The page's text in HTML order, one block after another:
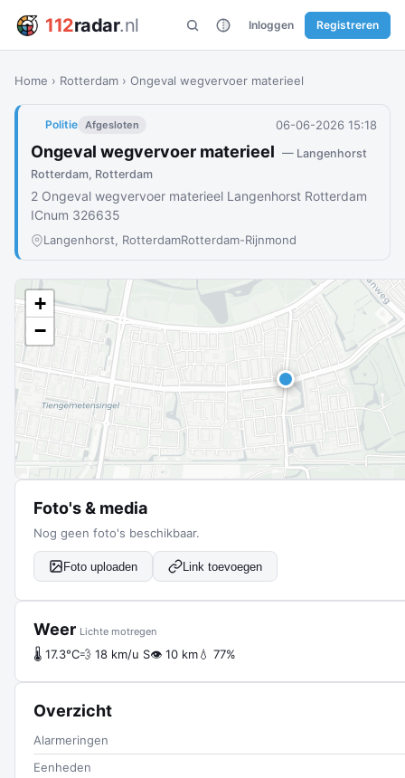
112radar.nl Inloggen Registreren
Home › Rotterdam › Ongeval wegvervoer materieel
Politie Afgesloten 06-06-2026 15:18
Ongeval wegvervoer materieel — Langenhorst
Rotterdam, Rotterdam
2 Ongeval wegvervoer materieel Langenhorst Rotterdam
ICnum 326635
Langenhorst, RotterdamRotterdam-Rijnmond
+
−
Foto's & media
Nog geen foto's beschikbaar.
Foto uploaden Link toevoegen
Weer Lichte motregen
🌡 17.3°C💨 18 km/u S👁 10 km💧 77%
Overzicht
Alarmeringen
Eenheden